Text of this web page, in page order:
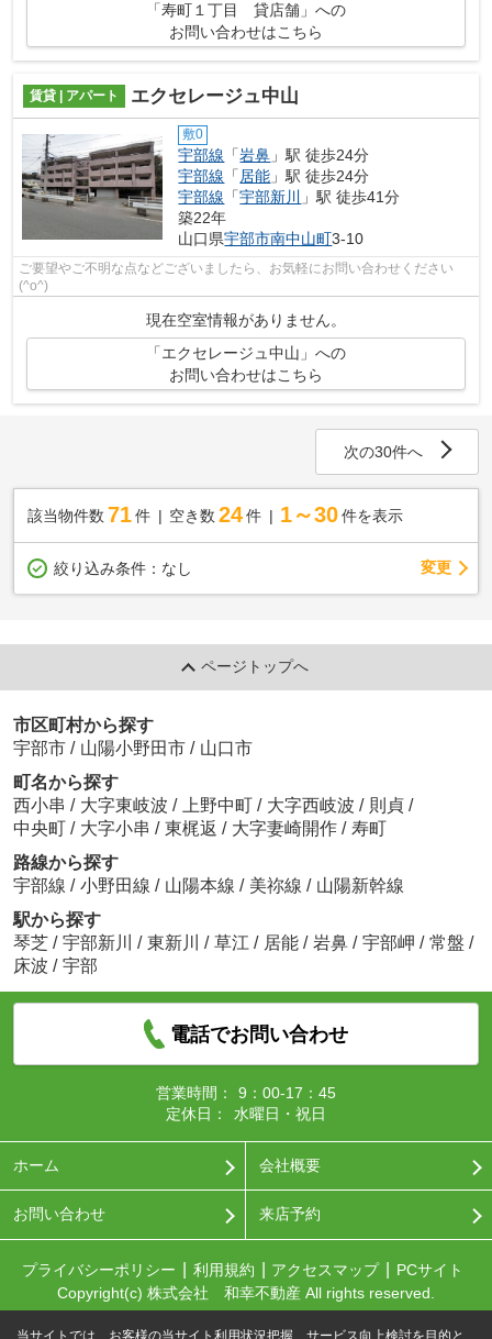
「寿町１丁目 貸店舗」への
お問い合わせはこちら
賃貸 | アパート エクセレージュ中山
敷0
宇部線 「岩鼻 」駅 徒歩24分
宇部線 「 居能 」駅 徒歩24分
宇部線 「宇部新川
」駅 徒歩41分
築22年
山口県宇部市南中山町3-10
ご要望やご不明な点などございましたら、お気軽にお問い合わせください
(^o^)
現在空室情報がありません。
「エクセレージュ中山」への
お問い合わせはこちら
次の30件へ
該当物件数 71件 空き数 24 件 1～30 件を表示
絞り込み条件： なし 変更
ページトップへ
市区町村から探す
宇部市 / 山陽小野田市 / 山口市
町名から探す
西小串 / 大字東岐波 / 上野中町 / 大字西岐波 / 則貞 /
中央町 / 大字小串 / 東梶返 / 大字妻崎開作 / 寿町
路線から探す
宇部線 / 小野田線 / 山陽本線 / 美祢線 / 山陽新幹線
駅から探す
琴芝 / 宇部新川 / 東新川 / 草江 / 居能 / 岩鼻 / 宇部岬 / 常盤 /
床波 / 宇部
電話でお問い合わせ
営業時間：
9：00-17：45
定休日：
水曜日・祝日
ホーム 会社概要
お問い合わせ 来店予約
プライバシーポリシー 利用規約 アクセスマップ
PCサイト
Copyright(c) 株式会社 和幸不動産 All rights reserved.
当サイトでは、お客様の当サイト利用状況把握、サービス向上検討を目的と